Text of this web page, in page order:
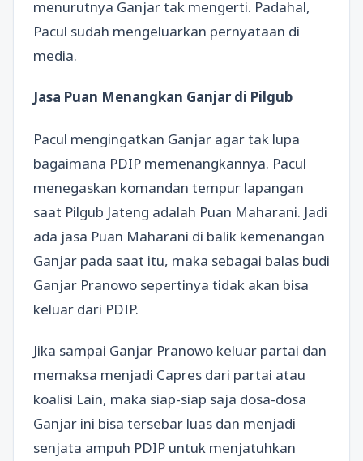
menurutnya Ganjar tak mengerti. Padahal,
Pacul sudah mengeluarkan pernyataan di
media.
Jasa Puan Menangkan Ganjar di Pilgub
Pacul mengingatkan Ganjar agar tak lupa
bagaimana PDIP memenangkannya. Pacul
menegaskan komandan tempur lapangan
saat Pilgub Jateng adalah Puan Maharani. Jadi
ada jasa Puan Maharani di balik kemenangan
Ganjar pada saat itu, maka sebagai balas budi
Ganjar Pranowo sepertinya tidak akan bisa
keluar dari PDIP.
Jika sampai Ganjar Pranowo keluar partai dan
memaksa menjadi Capres dari partai atau
koalisi Lain, maka siap-siap saja dosa-dosa
Ganjar ini bisa tersebar luas dan menjadi
senjata ampuh PDIP untuk menjatuhkan